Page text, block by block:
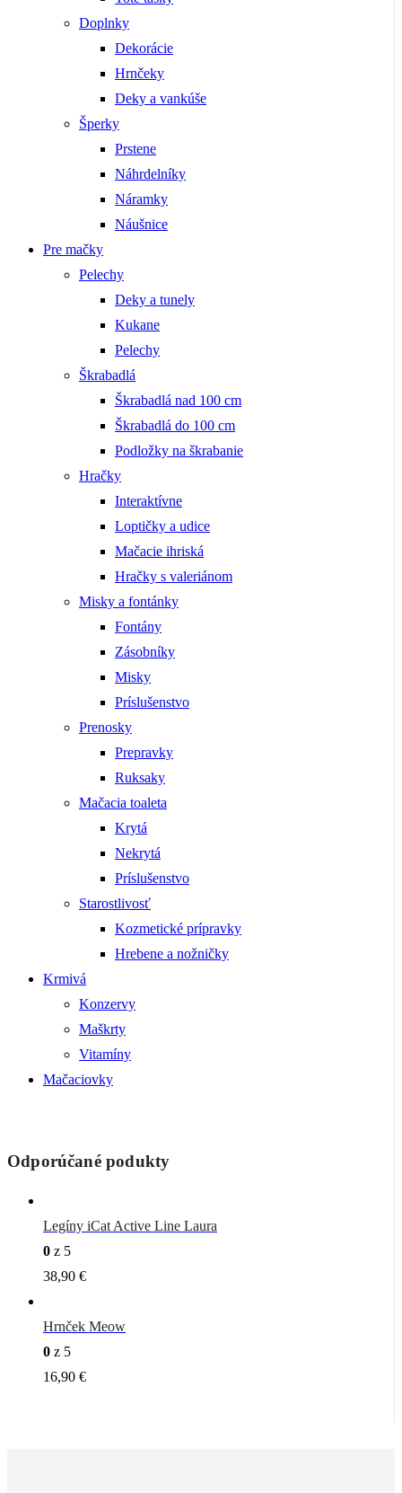
Doplnky
Dekorácie
Hrnčeky
Deky a vankúše
Šperky
Prstene
Náhrdelníky
Náramky
Náušnice
Pre mačky
Pelechy
Deky a tunely
Kukane
Pelechy
Škrabadlá
Škrabadlá nad 100 cm
Škrabadlá do 100 cm
Podložky na škrabanie
Hračky
Interaktívne
Loptičky a udice
Mačacie ihriská
Hračky s valeriánom
Misky a fontánky
Fontány
Zásobníky
Misky
Príslušenstvo
Prenosky
Prepravky
Ruksaky
Mačacia toaleta
Krytá
Nekrytá
Príslušenstvo
Starostlivosť
Kozmetické prípravky
Hrebene a nožničky
Krmivá
Konzervy
Maškrty
Vitamíny
Mačaciovky
Odporúčané podukty
Legíny iCat Active Line Laura
0 z 5
38,90 €
Hrnček Meow
0 z 5
16,90 €